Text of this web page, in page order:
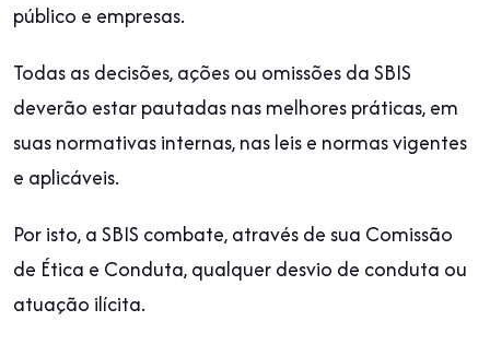
público e empresas.
Todas as decisões, ações ou omissões da SBIS
deverão estar pautadas nas melhores práticas, em
suas normativas internas, nas leis e normas vigentes
e aplicáveis.
Por isto, a SBIS combate, através de sua Comissão
de Ética e Conduta, qualquer desvio de conduta ou
atuação ilícita.